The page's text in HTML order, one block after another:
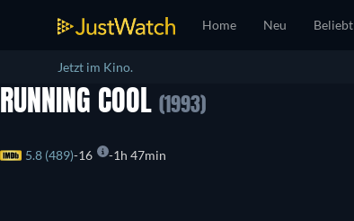
Home Neu Beliebt
Jetzt im Kino.
RUNNING COOL (1993)
5.8 (489) 16 1h 47min